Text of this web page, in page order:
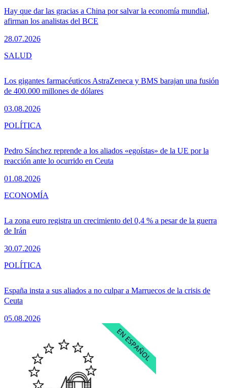
Hay que dar las gracias a China por salvar la economía mundial,
afirman los analistas del BCE
28.07.2026
Los gigantes farmacéuticos AstraZeneca y BMS barajan una fusión
de 400.000 millones de dólares
03.08.2026
SALUD
Pedro Sánchez reprende a los aliados «egoístas» de la UE por la
reacción ante lo ocurrido en Ceuta
01.08.2026
POLÍTICA
La zona euro registra un crecimiento del 0,4 % a pesar de la guerra
de Irán
30.07.2026
ECONOMÍA
España insta a sus aliados a no culpar a Marruecos de la crisis de
Ceuta
05.08.2026
POLÍTICA